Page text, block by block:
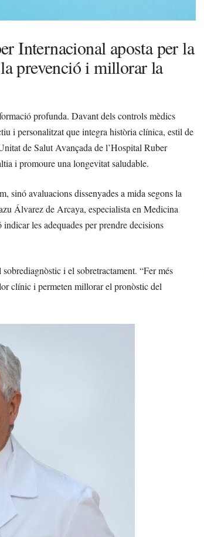
Internacional aposta per la
prevenció i millorar la
profunda. Davant dels controls mèdics
i personalitzat que integra història clínica, estil de
de Salut Avançada de l’Hospital Ruber
i promoure una longevitat saludable.
sinó avaluacions dissenyades a mida segons la
Álvarez de Arcaya, especialista en Medicina
les adequades per prendre decisions
i el sobretractament. “Fer més
clínic i permeten millorar el pronòstic del